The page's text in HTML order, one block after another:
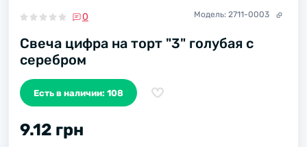
0 Модель: 2711-0003
Свеча цифра на торт "3" голубая с
серебром
Есть в наличии: 108
9.12 грн